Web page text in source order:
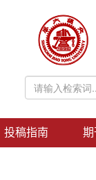
投稿指南 期